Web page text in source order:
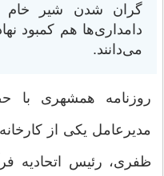
گران شدن شیر خام
دامداری‌ها هم کمبود
می‌دانند.
روزنامه همشهری با
مدیرعامل یکی از
ظفری، رئیس اتحادیه